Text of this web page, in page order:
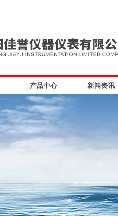
产品中心 新闻资讯